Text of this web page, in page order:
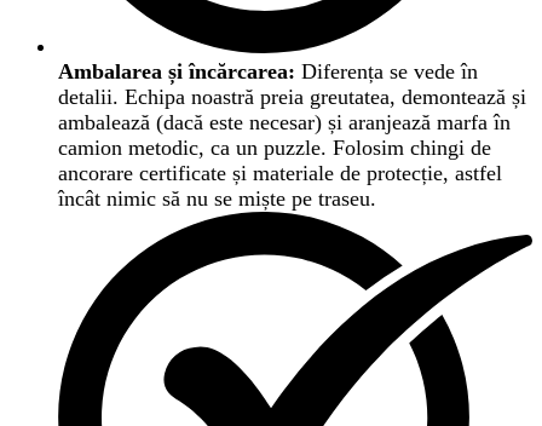
Ambalarea și încărcarea: Diferența se vede în
detalii. Echipa noastră preia greutatea, demontează și
ambalează (dacă este necesar) și aranjează marfa în
camion metodic, ca un puzzle. Folosim chingi de
ancorare certificate și materiale de protecție, astfel
încât nimic să nu se miște pe traseu.